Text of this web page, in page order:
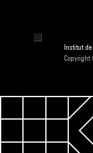
Institut
Copyright